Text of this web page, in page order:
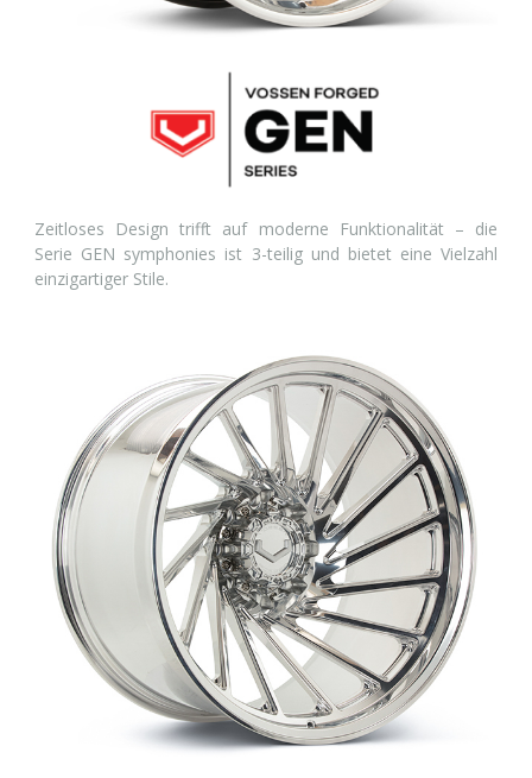
Zeitloses Design trifft auf moderne Funktionalität – die
Serie GEN symphonies ist 3-teilig und bietet eine Vielzahl
einzigartiger Stile.